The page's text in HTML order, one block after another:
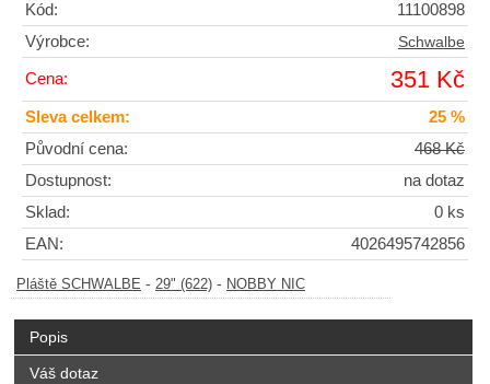
Kód:
11100898
Výrobce:
Schwalbe
Cena: 351 Kč
Sleva celkem:
25 %
Původní cena:
468 Kč
Dostupnost:
na dotaz
Sklad:
0 ks
EAN:
4026495742856
Pláště SCHWALBE - 29" (622) - NOBBY NIC
Popis
Váš dotaz